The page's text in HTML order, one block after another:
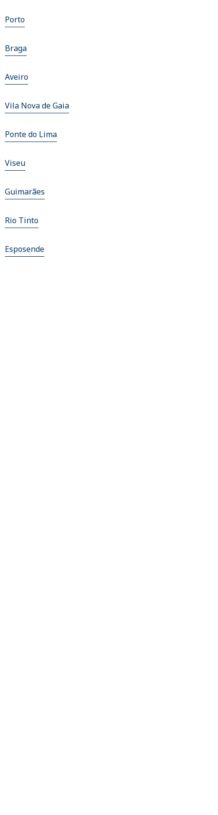
Porto
Braga
Aveiro
Vila Nova de Gaia
Ponte do Lima
Viseu
Guimarães
Rio Tinto
Esposende